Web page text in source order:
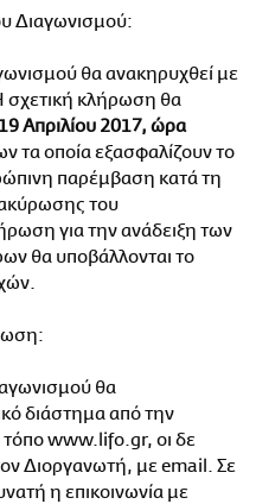
Διαγωνισμού:
θα ανακηρυχθεί με
σχετική κλήρωση θα
Απριλίου 2017, ώρα
τα οποία εξασφαλίζουν το
παρέμβαση κατά τη
του
για την ανάδειξη των
θα υποβάλλονται το
θα
διάστημα από την
τόπο www.lifo.gr, οι δε
Διοργανωτή, με email. Σε
η επικοινωνία με